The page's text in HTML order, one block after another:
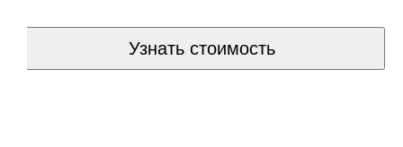
Узнать стоимость